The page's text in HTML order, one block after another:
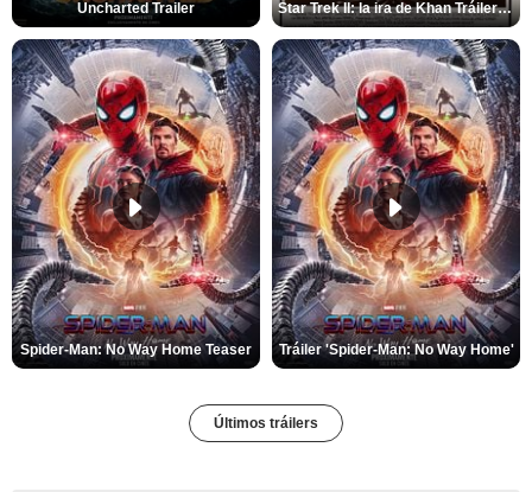
Uncharted Trailer Star Trek II: la ira de Khan Tráiler VO
Spider-Man: No Way Home Teaser Tráiler 'Spider-Man: No Way Home'
Últimos tráilers